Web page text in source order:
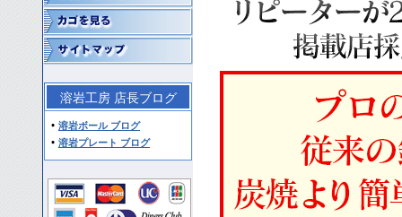
溶岩工房 店長ブログ
溶岩ボール ブログ
溶岩プレート ブログ